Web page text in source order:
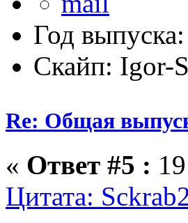
Год
Скайп: Igor-
Re: Общая
« Ответ #5 :
Цитата: